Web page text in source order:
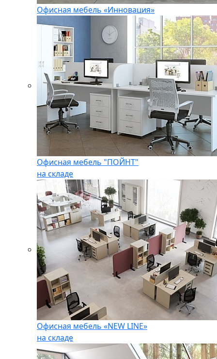
Офисная мебель «Инновация»
Офисная мебель "ПОЙНТ"
на складе
Офисная мебель «NEW LINE»
на складе